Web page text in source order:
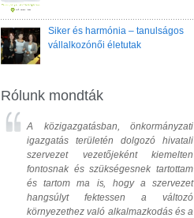
Siker és harmónia – tanulságos
vállalkozónői életutak
Rólunk mondták
A közigazgatásban, önkormányzati
igazgatás területén dolgozó hivatali
szervezet vezetőjeként kiemelten
fontosnak és szükségesnek tartottam
és tartom ma is, hogy a szervezet
hangsúlyt fektessen a változó
környezethez való alkalmazkodás és a